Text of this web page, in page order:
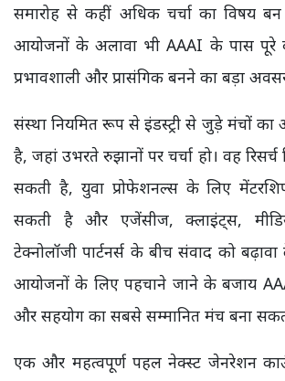
समारोह से कहीं अधिक चर्चा का विषय बन
आयोजनों के अलावा भी AAAI के पास पूरे
प्रभावशाली और प्रासंगिक बनने का बड़ा
संस्था नियमित रूप से इंडस्ट्री से जुड़े मंचों
है, जहां उभरते रुझानों पर चर्चा हो। वह रिसर्च
सकती है, युवा प्रोफेशनल्स के लिए
सकती है और एजेंसीज, क्लाइंट्स,
टेक्नोलॉजी पार्टनर्स के बीच संवाद को
आयोजनों के लिए पहचाने जाने के बजाय
और सहयोग का सबसे सम्मानित मंच बना
एक और महत्वपूर्ण पहल नेक्स्ट जेनरेशन